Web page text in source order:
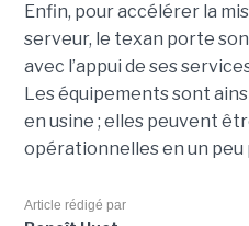
Enfin, pour accélérer la
serveur, le texan porte
avec l’appui de ses
Les équipements sont
en usine ; elles peuvent
opérationnelles en un peu
Article rédigé par